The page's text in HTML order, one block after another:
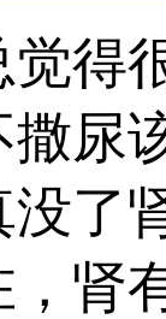
得
撒
了
，